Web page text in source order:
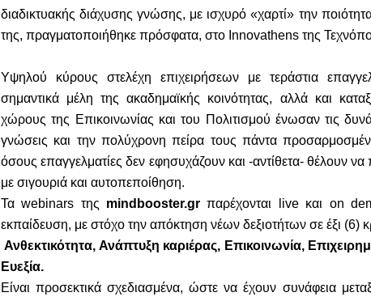
διαδικτυακής διάχυσης γνώσης, με ισχυρό «χαρτί» την
της, πραγματοποιήθηκε πρόσφατα, στο Innovathens της
Υψηλού κύρους στελέχη επιχειρήσεων με τεράστια
σημαντικά μέλητης ακαδημαϊκής κοινότητας, αλλά και
χώρους της Επικοινωνίας και του Πολιτισμού ένωσαν τις
γνώσεις και την πολύχρονη πείρα τους πάντα
όσους επαγγελματίες δεν εφησυχάζουν και -αντίθετα- θέλουν
με σιγουριά και αυτοπεποίθηση.
Ταwebinars της mindbooster.gr παρέχονται liveκαι on
εκπαίδευση, με στόχο την απόκτηση νέων δεξιοτήτων σε έξι (6)
Ανθεκτικότητα, Ανάπτυξη καριέρας, Επικοινωνία,
Ευεξία.
Είναι προσεκτικά σχεδιασμένα, ώστε να έχουν συνάφεια